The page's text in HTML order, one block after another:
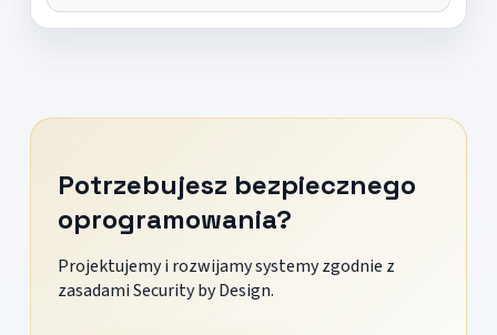
Potrzebujesz bezpiecznego
oprogramowania?
Projektujemy i rozwijamy systemy zgodnie z
zasadami Security by Design.